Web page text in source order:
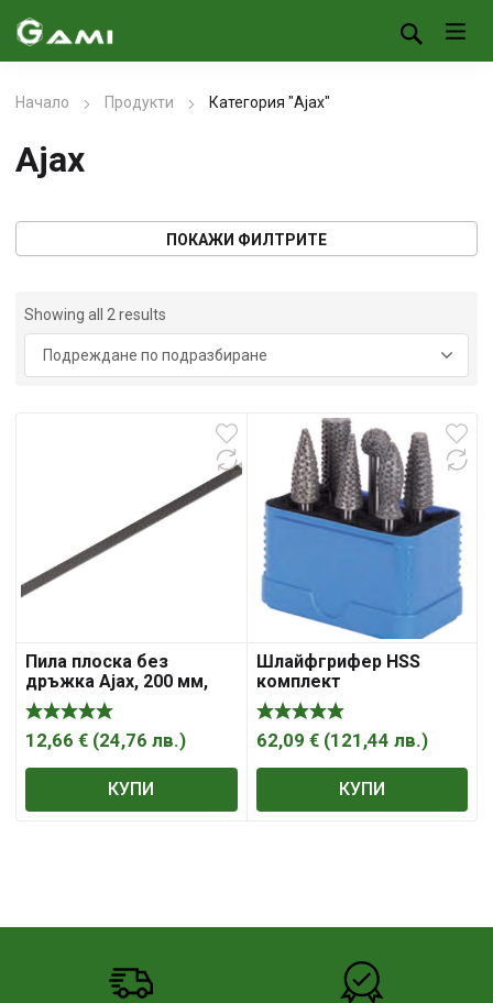
Начало Продукти Категория "Ajax"
Ajax
ПОКАЖИ ФИЛТРИТЕ
Showing all 2 results
Пила плоска без
дръжка Ajax, 200 мм,
Cut2 полуфина, 14 зъба
на см, PPO 200/2
12,66 € (24,76 лв.)
КУПИ
Шлайфгрифер HSS
комплект
62,09 € (121,44 лв.)
КУПИ